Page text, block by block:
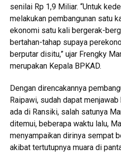
senilai Rp 1,9 Miliar. “Untuk
melakukan pembangunan satu
ekonomi satu kali bergerak-
bertahan-tahap supaya
berputar disitu,” ujar Frengky
merupakan Kepala BPKAD.
Dengan direncakannya
Raipawi, sudah dapat
ada di Ransiki, salah satunya
ditemui, beberapa waktu lalu,
menyampaikan dirinya sempat
akibat tertutupnya muara di